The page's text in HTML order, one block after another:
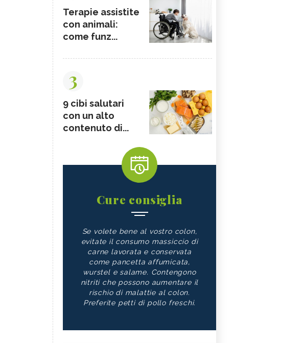
Terapie assistite
con animali:
come funz...
3
9 cibi salutari
con un alto
contenuto di...
Cure consiglia
Se volete bene al vostro colon,
evitate il consumo massiccio di
carne lavorata e conservata
come pancetta affumicata,
wurstel e salame. Contengono
nitriti che possono aumentare il
rischio di malattie al colon.
Preferite petti di pollo freschi.